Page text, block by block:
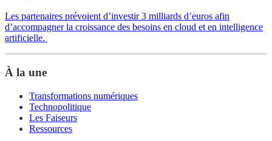
Les partenaires prévoient d’investir 3 milliards d’euros afin
d’accompagner la croissance des besoins en cloud et en intelligence
artificielle.
À la une
Transformations numériques
Technopolitique
Les Faiseurs
Ressources